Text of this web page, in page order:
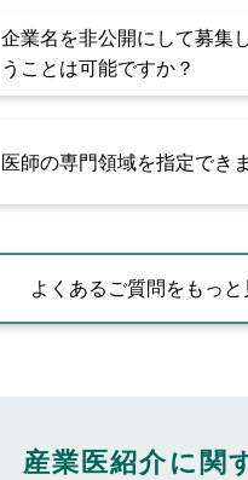
企業名を非公開にして募集
うことは可能ですか？
医師の専門領域を指定でき
よくあるご質問をもっと
産業医紹介に関